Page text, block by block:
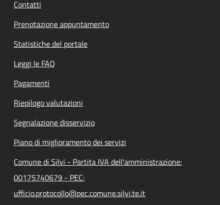
Contatti
Prenotazione appuntamento
Statistiche del portale
Leggi le FAQ
Pagamenti
Riepilogo valutazioni
Segnalazione disservizio
Piano di miglioramento dei servizi
Comune di Silvi - Partita IVA dell'amministrazione:
00175740679 - PEC:
ufficio.protocollo@pec.comune.silvi.te.it